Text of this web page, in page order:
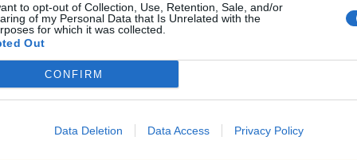
to opt-out of Collection, Use, Retention, Sale, and/or
of my Personal Data that Is Unrelated with the
for which it was collected.
Out
CONFIRM
Data Deletion Data Access Privacy Policy